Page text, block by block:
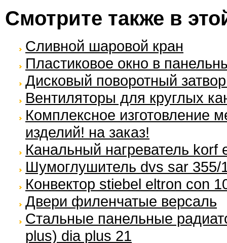
Смотрите также в
Сливной шаровой кран
Пластиковое окно в
Дисковый поворотный
Вентиляторы для круглых
Комплексное изготовление
изделий! на заказ!
Канальный нагреватель korf
Шумоглушитель dvs sar 355/
Конвектор stiebel eltron con
Двери филенчатые версаль
Стальные панельные
plus) dia plus 21